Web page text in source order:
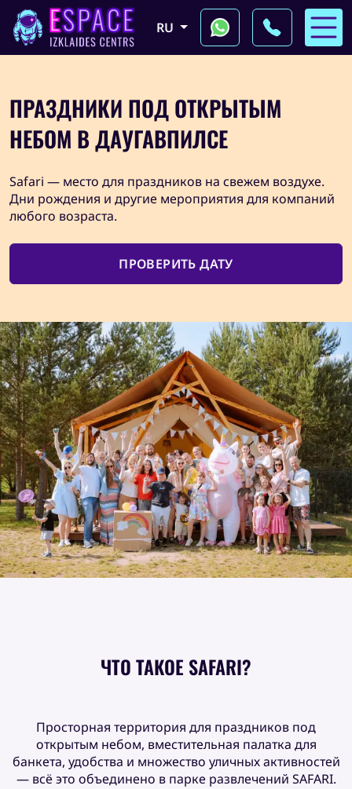
aabb.nav_skip_menu
RU
ПРАЗДНИКИ ПОД ОТКРЫТЫМ
НЕБОМ В ДАУГАВПИЛСЕ
Safari — место для праздников на свежем воздухе.
Дни рождения и другие мероприятия для компаний
любого возраста.
ПРОВЕРИТЬ ДАТУ
ЧТО ТАКОЕ SAFARI?
Просторная территория для праздников под
открытым небом, вместительная палатка для
банкета, удобства и множество уличных активностей
— всё это объединено в парке развлечений SAFARI.